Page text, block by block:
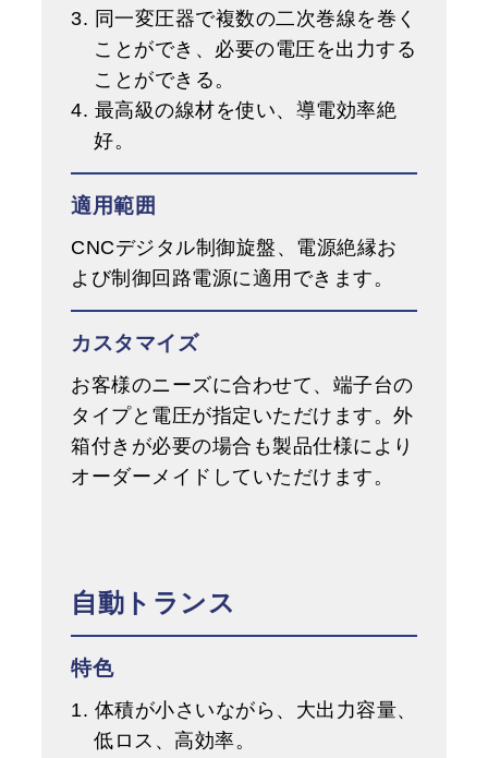
3. 同一変圧器で複数の二次巻線を巻く
ことができ、必要の電圧を出力する
ことができる。
4. 最高級の線材を使い、導電効率絶
好。
適用範囲
CNCデジタル制御旋盤、電源絶縁お
よび制御回路電源に適用できます。
カスタマイズ
お客様のニーズに合わせて、端子台の
タイプと電圧が指定いただけます。外
箱付きが必要の場合も製品仕様により
オーダーメイドしていただけます。
自動トランス
特色
1. 体積が小さいながら、大出力容量、
低ロス、高効率。